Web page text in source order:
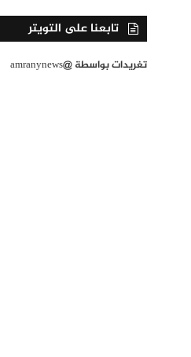
تابعنا على التويتر
تغريدات بواسطة @amranynews